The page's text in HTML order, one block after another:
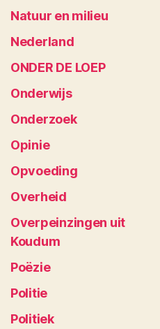
Natuur en milieu
Nederland
ONDER DE LOEP
Onderwijs
Onderzoek
Opinie
Opvoeding
Overheid
Overpeinzingen uit
Koudum
Poëzie
Politie
Politiek